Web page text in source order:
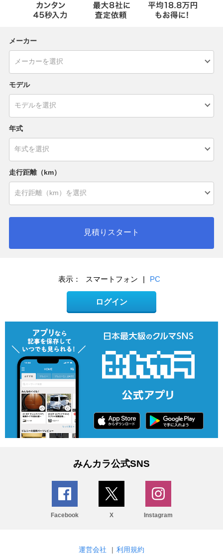
メーカー
モデル
年式
走行距離（km）
見積りスタート
表示： スマートフォン | PC
ログイン
みんカラ公式SNS
Facebook X Instagram
運営会社 | 利用規約